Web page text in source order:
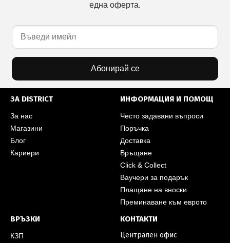
една оферта.
Абонирай се
ЗА DISTRICT
За нас
Магазини
Блог
Кариери
ИНФОРМАЦИЯ И ПОМОЩ
Често задавани въпроси
Поръчка
Доставка
Връщане
Click & Collect
Ваучери за подарък
Плащане на вноски
Преминаване към еврото
ВРЪЗКИ
КЗП
КОНТАКТИ
Централен офис